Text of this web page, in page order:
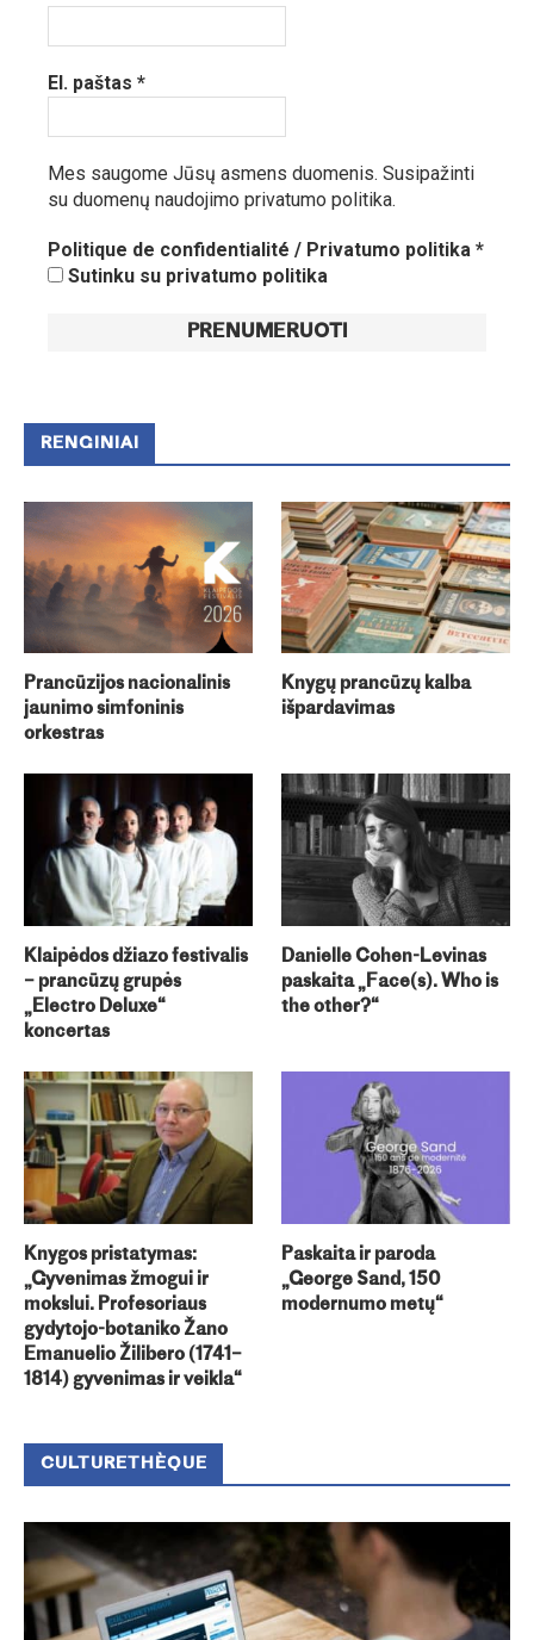
El. paštas *
Mes saugome Jūsų asmens duomenis. Susipažinti
su duomenų naudojimo privatumo politika.
Politique de confidentialité / Privatumo politika *
Sutinku su privatumo politika
RENGINIAI
Prancūzijos nacionalinis
jaunimo simfoninis
orkestras
Knygų prancūzų kalba
išpardavimas
Klaipėdos džiazo festivalis
– prancūzų grupės
„Electro Deluxe“
koncertas
Danielle Cohen-Levinas
paskaita „Face(s). Who is
the other?“
Knygos pristatymas:
„Gyvenimas žmogui ir
mokslui. Profesoriaus
gydytojo-botaniko Žano
Emanuelio Žilibero (1741–
1814) gyvenimas ir veikla“
Paskaita ir paroda
„George Sand, 150
modernumo metų“
CULTURETHÈQUE